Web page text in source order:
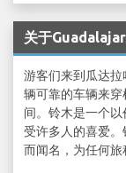
关于
游客们来到瓜达
辆可靠的车辆来
间。铃木是一个
受许多人的喜爱
而闻名，为任何旅